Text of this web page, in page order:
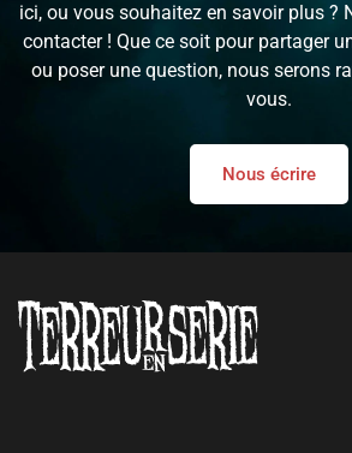
ici, ou vous souhaitez en savoir plus ?
contacter ! Que ce soit pour partager
ou poser une question, nous serons
vous.
Nous écrire